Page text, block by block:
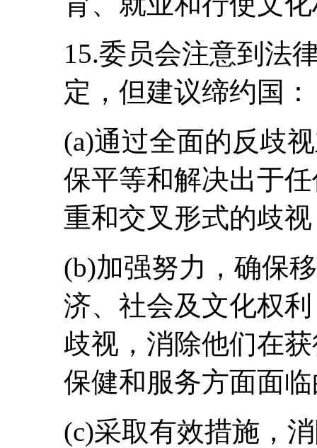
15.委员会注意到法
定，但建议缔约国：
(a)通过全面的反歧
保平等和解决出于
重和交叉形式的歧
(b)加强努力，确保
济、社会及文化权
歧视，消除他们在
保健和服务方面面
(c)采取有效措施，